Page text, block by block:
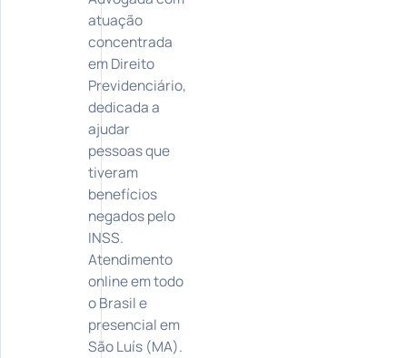
atuação
concentrada
em Direito
Previdenciário,
dedicada a
ajudar
pessoas que
tiveram
benefícios
negados pelo
INSS.
Atendimento
online em todo
o Brasil e
presencial em
São Luís (MA).